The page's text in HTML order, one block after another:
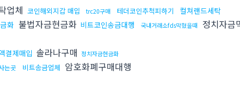
업체 코인해외지갑 매입 trc20구매 테더코인추척피하기 컬쳐랜드세탁
화 불법자금현금화 비트코인송금대행 국내거래소fds막혔을때 정치자금
결제매입 솔라나구매 정치자금현금화
는곳 비트송금업체 암호화폐구매대행